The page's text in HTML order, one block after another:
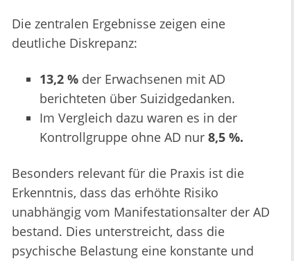
Die zentralen Ergebnisse zeigen eine
deutliche Diskrepanz:
13,2 % der Erwachsenen mit AD
berichteten über Suizidgedanken.
Im Vergleich dazu waren es in der
Kontrollgruppe ohne AD nur 8,5 %.
Besonders relevant für die Praxis ist die
Erkenntnis, dass das erhöhte Risiko
unabhängig vom Manifestationsalter der AD
bestand. Dies unterstreicht, dass die
psychische Belastung eine konstante und